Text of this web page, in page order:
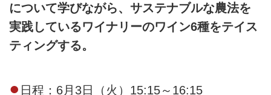
について学びながら、サステナブルな農法を
実践しているワイナリーのワイン6種をテイス
ティングする。
● 日程：6月3日（火）15:15～16:15